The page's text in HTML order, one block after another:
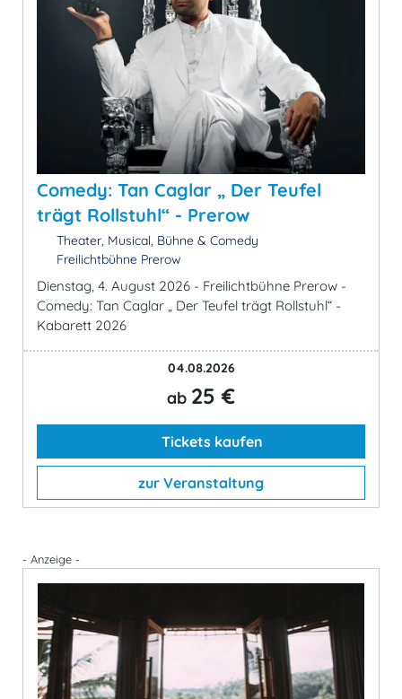
Comedy: Tan Caglar „ Der Teufel
trägt Rollstuhl“ - Prerow
Theater, Musical, Bühne & Comedy
Freilichtbühne Prerow
Dienstag, 4. August 2026 - Freilichtbühne Prerow -
Comedy: Tan Caglar „ Der Teufel trägt Rollstuhl“ -
Kabarett 2026
04.08.2026
ab 25 €
Tickets kaufen
zur Veranstaltung
- Anzeige -